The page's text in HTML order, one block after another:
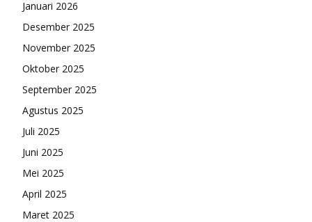
Januari 2026
Desember 2025
November 2025
Oktober 2025
September 2025
Agustus 2025
Juli 2025
Juni 2025
Mei 2025
April 2025
Maret 2025